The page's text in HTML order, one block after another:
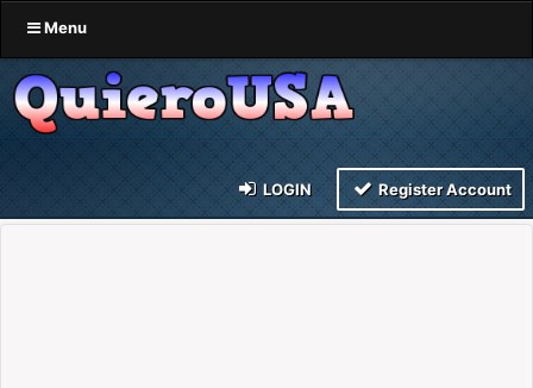
Menu
LOGIN Register Account